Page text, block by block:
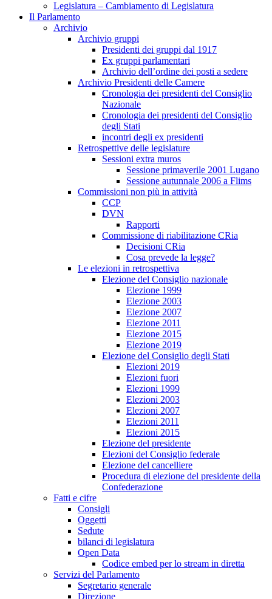
Legislatura – Cambiamento di Legislatura
Il Parlamento
Archivio
Archivio gruppi
Presidenti dei gruppi dal 1917
Ex gruppi parlamentari
Archivio dell’ordine dei posti a sedere
Archivio Presidenti delle Camere
Cronologia dei presidenti del Consiglio
Nazionale
Cronologia dei presidenti del Consiglio
degli Stati
incontri degli ex presidenti
Retrospettive delle legislature
Sessioni extra muros
Sessione primaverile 2001 Lugano
Sessione autunnale 2006 a Flims
Commissioni non più in attività
CCP
DVN
Rapporti
Commissione di riabilitazione CRia
Decisioni CRia
Cosa prevede la legge?
Le elezioni in retrospettiva
Elezione del Consiglio nazionale
Elezione 1999
Elezione 2003
Elezione 2007
Elezione 2011
Elezione 2015
Elezione 2019
Elezione del Consiglio degli Stati
Elezioni 2019
Elezioni fuori
Elezioni 1999
Elezioni 2003
Elezioni 2007
Elezioni 2011
Elezioni 2015
Elezione del presidente
Elezioni del Consiglio federale
Elezione del cancelliere
Procedura di elezione del presidente della
Confederazione
Fatti e cifre
Consigli
Oggetti
Sedute
bilanci di legislatura
Open Data
Codice embed per lo stream in diretta
Servizi del Parlamento
Segretario generale
Direzione